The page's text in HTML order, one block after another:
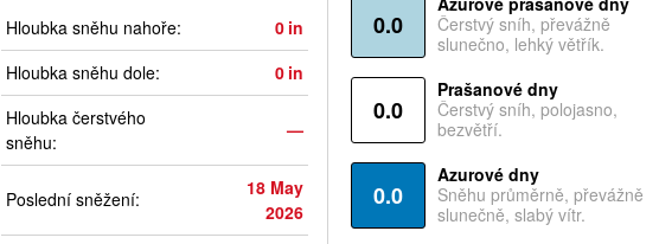
Hloubka sněhu nahoře: 0 in
Hloubka sněhu dole:
0 in
Hloubka čerstvého
sněhu:
—
Poslední sněžení:
18 May
2026
0.0
Čerstvý sníh, převážně
slunečno, lehký větřík.
0.0
Prašanové dny
Čerstvý sníh, polojasno,
bezvětří.
0.0
Azurové dny
Sněhu průměrně, převážně
slunečně, slabý vítr.